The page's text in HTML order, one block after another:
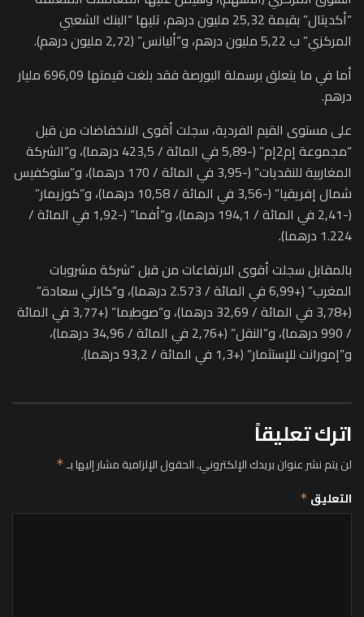
“أكديتال” بقيمة 25,32 مليون درهم، تليها “البنك الشعبي
المركزي” ب 5,22 مليون درهم، و”أليانس” (2,72 مليون درهم).
أما في ما يتعلق برسملة البورصة فقد بلغت قيمتها 696,09 مليار
درهم.
على مستوى القيم الفردية، سجلت أقوى الانخفاضات من قبل
“مجموعة إم2إم” (-5,89 في المائة / 423,5 درهما)، و”الشركة
المغاربية للنقديات” (-3,95 في المائة / 170 درهما)، و”ستوكفيس
شمال إفريقيا” (-3,56 في المائة / 10,58 درهما)، و”كوزيمار”
(-2,41 في المائة / 194,1 درهما)، و”أفما” (-1,92 في المائة /
1.224 درهما).
بالمقابل سجلت أقوى الارتفاعات من قبل “شركة مشروبات
المغرب” (+6,99 في المائة / 2.573 درهما)، و”كارتي سعادة”
(+3,78 في المائة / 32,69 درهما)، و”صوطيما” (+3,77 في المائة
/ 990 درهما)، و”النقل” (+2,76 في المائة / 34,96 درهما)،
و”إمورانت للإستثمار” (+1,3 في المائة / 93,2 درهما).
اترك تعليقاً
لن يتم نشر عنوان بريدك الإلكتروني.الحقول الإلزامية مشار إليها بـ*
التعليق *